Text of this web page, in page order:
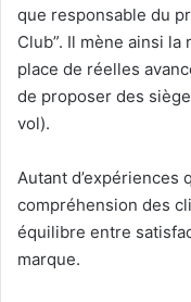
que responsable du
Club”. Il mène ainsi
place de réelles
de proposer des
vol).
Autant d’expériences
compréhension des
équilibre entre
marque.